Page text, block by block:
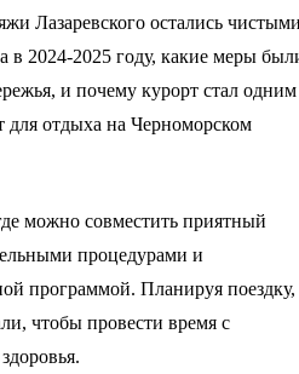
Лазаревского остались
в 2024-2025 году, какие меры
и почему курорт стал одним
для отдыха на Черноморском
можно совместить приятный
процедурами и
программой. Планируя поездку,
чтобы провести время с